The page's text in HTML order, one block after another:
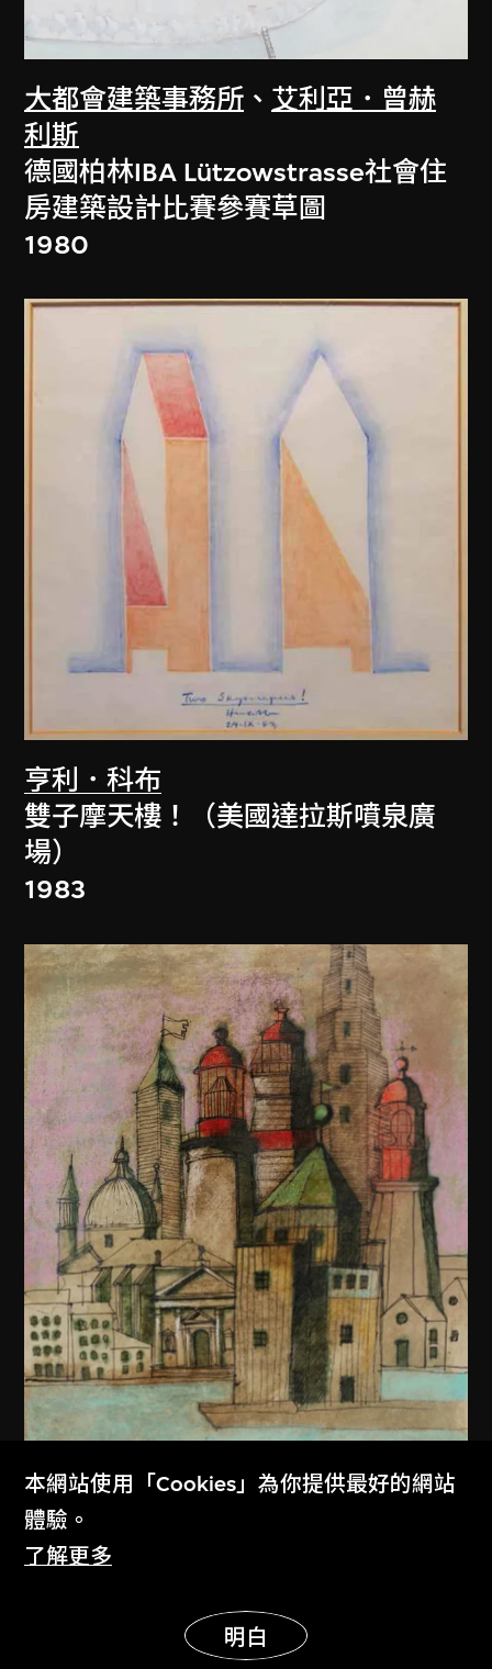
大都會建築事務所 、 艾利亞．曾赫
利斯
德國柏林IBA Lützowstrasse社會住
房建築設計比賽參賽草圖
1980
亨利．科布
雙子摩天樓！（美國達拉斯噴泉廣
場）
1983
本網站使用「Cookies」為你提供最好的網站
體驗。
了解更多
明白
展示更多